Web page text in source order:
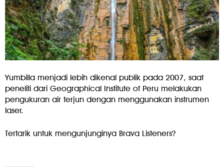
Yumbilla menjadi lebih dikenal publik pada 2007, saat
peneliti dari Geographical Institute of Peru melakukan
pengukuran air terjun dengan menggunakan instrumen
laser.
Tertarik untuk mengunjunginya Brava Listeners?